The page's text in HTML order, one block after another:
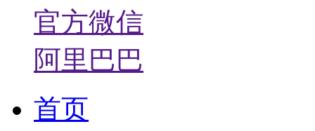
官方微信
阿里巴巴
首页